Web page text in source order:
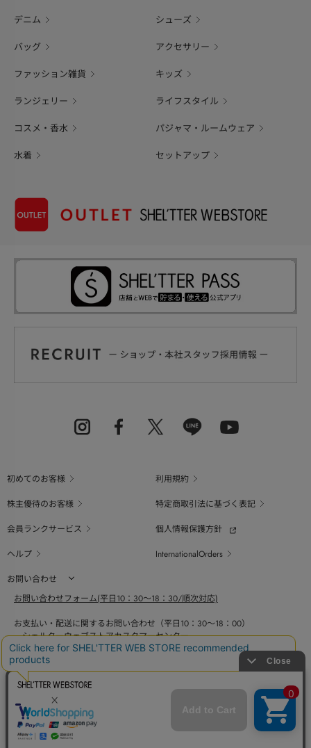
デニム シューズ
バッグ アクセサリー
ファッション雑貨 キッズ
ランジェリー ライフスタイル
コスメ・香水 パジャマ・ルームウェア
水着 セットアップ
初めてのお客様
利用規約
株主優待のお客様
特定商取引法に基づく表記
会員ランクサービス
個人情報保護方針
ヘルプ
InternationalOrders
お問い合わせ
お問い合わせフォーム(平日10：30～18：30/順次対応)
お支払い・配送に関するお問い合わせ（平日10：30～18：00）
シェルターウェブストアカスタマーセンター
0800-123-6820
商品の素材、サイズ、仕様等に関するお問い合せ（平日10：30～18：00）
バロックジャパンリミテッドコールセンター
03-6730-9191
BAROQUE JAPAN LIMITED